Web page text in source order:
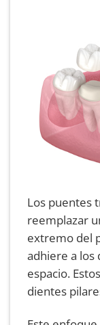
Los puentes
reemplazar
extremo del
adhiere a los
espacio.
dientes